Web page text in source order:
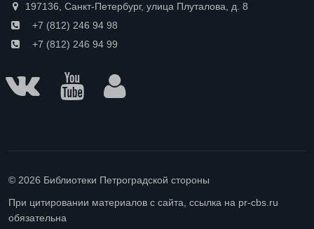
197136, Санкт-Петербург, улица Плуталова, д. 8
+7 (812) 246 94 98
+7 (812) 246 94 99
© 2026 Библиотеки Петроградской стороны
При цитировании материалов с сайта, ссылка на pr-cbs.ru
обязательна